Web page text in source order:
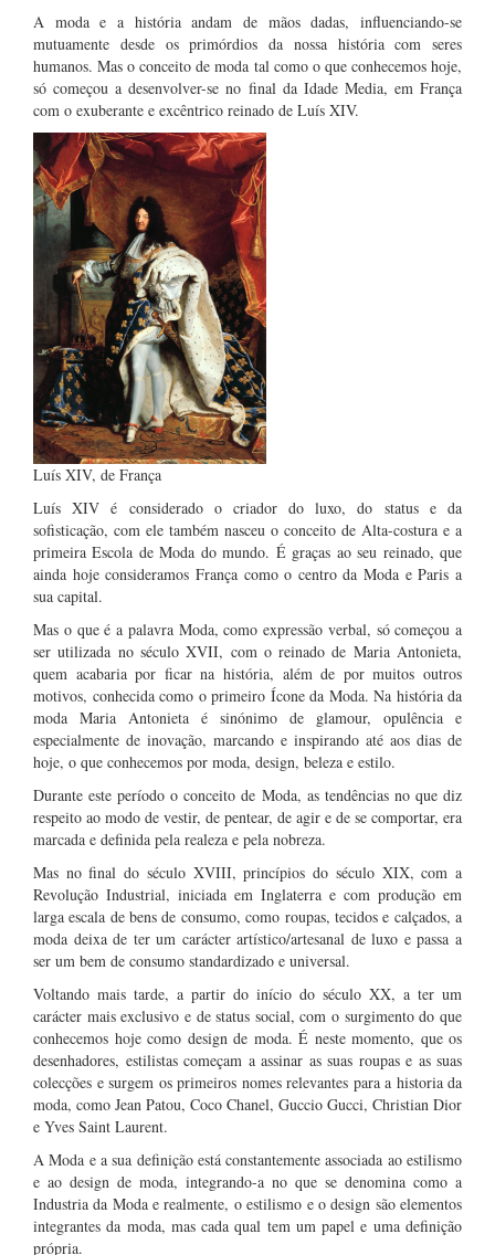
A moda e a história andam de mãos dadas, influenciando-se
mutuamente desde os primórdios da nossa história com seres
humanos. Mas o conceito de moda tal como o que conhecemos hoje,
só começou a desenvolver-se no final da Idade Media, em França
com o exuberante e excêntrico reinado de Luís XIV.
Luís XIV, de França
Luís XIV é considerado o criador do luxo, do status e da
sofisticação, com ele também nasceu o conceito de Alta-costura e a
primeira Escola de Moda do mundo. É graças ao seu reinado, que
ainda hoje consideramos França como o centro da Moda e Paris a
sua capital.
Mas o que é a palavra Moda, como expressão verbal, só começou a
ser utilizada no século XVII, com o reinado de Maria Antonieta,
quem acabaria por ficar na história, além de por muitos outros
motivos, conhecida como o primeiro Ícone da Moda. Na história da
moda Maria Antonieta é sinónimo de glamour, opulência e
especialmente de inovação, marcando e inspirando até aos dias de
hoje, o que conhecemos por moda, design, beleza e estilo.
Durante este período o conceito de Moda, as tendências no que diz
respeito ao modo de vestir, de pentear, de agir e de se comportar, era
marcada e definida pela realeza e pela nobreza.
Mas no final do século XVIII, princípios do século XIX, com a
Revolução Industrial, iniciada em Inglaterra e com produção em
larga escala de bens de consumo, como roupas, tecidos e calçados, a
moda deixa de ter um carácter artístico/artesanal de luxo e passa a
ser um bem de consumo standardizado e universal.
Voltando mais tarde, a partir do início do século XX, a ter um
carácter mais exclusivo e de status social, com o surgimento do que
conhecemos hoje como design de moda. É neste momento, que os
desenhadores, estilistas começam a assinar as suas roupas e as suas
colecções e surgem os primeiros nomes relevantes para a historia da
moda, como Jean Patou, Coco Chanel, Guccio Gucci, Christian Dior
e Yves Saint Laurent.
A Moda e a sua definição está constantemente associada ao estilismo
e ao design de moda, integrando-a no que se denomina como a
Industria da Moda e realmente, o estilismo e o design são elementos
integrantes da moda, mas cada qual tem um papel e uma definição
própria.